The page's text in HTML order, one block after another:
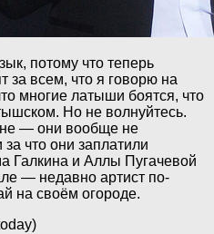
потому что теперь
за всем, что я говорю на
многие латыши боятся, что
Но не волнуйтесь.
— они вообще не
что они заплатили
Галкина и Аллы Пугачевой
— недавно артист по-
на своём огороде.